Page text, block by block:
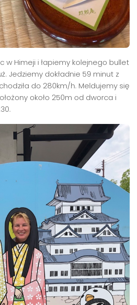
w Himeji i łapiemy kolejnego bullet
Jedziemy dokładnie 59 minut z
do 280km/h. Meldujemy się
około 250m od dworca i